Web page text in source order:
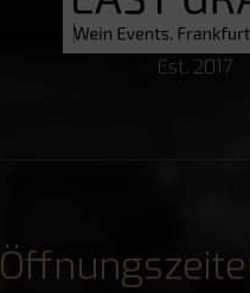
Est. 2017